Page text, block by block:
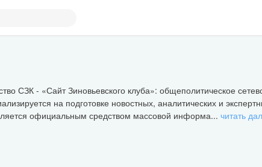
СЗК - «Сайт Зиновьевского клуба»: общеполитическое
на подготовке новостных, аналитических и
официальным средством массовой информа... читать